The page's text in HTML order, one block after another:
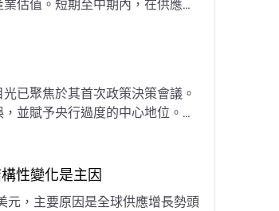
估值。短期至中期內，在供應受
已聚焦於其首次政策決策會議。
並賦予央行過度的中心地位。他
，並強化對經濟基本面的關注。
性變化是主因
元，主要原因是全球供應增長勢頭